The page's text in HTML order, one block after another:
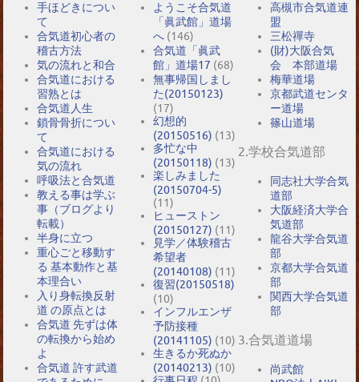
手ほどきについ
て
合気道初心者の
稽古方法
気の流れと和合
合気道における
習熟とは
合気道人生
鎖骨骨折につい
て
合気道における
気の流れ
呼吸法と合気道
教える事は学ぶ
事（ブログより
転載）
半身に立つ
重心ごと移動す
る 基本動作と基
本理合い
入り身転換反射
道 の原点とは
合気道 先ずは体
の転換から始め
よ
合気道 許す武道
ようこそ合気道
「眞武館」道場
へ (146)
合気道「眞武
館」道場17 (68)
無事帰国しまし
た(20150123)
(17)
幻想的
(20150516) (13)
多忙な中
(20150118) (13)
楽しみました
(20150704-5)
(11)
ヒューストン
(20150127) (11)
見学／体験稽古
希望者
(20140108) (11)
復習(20150518)
(10)
インフルエンザ
予防接種
(20141105) (10)
生きるか死ぬか
(20140213) (10)
高槻市合気道連
盟
三松禪寺
(財)大阪合気
会 本部道場
梅華道場
京都武道センタ
ー道場
篠山道場
2.学校合気道部
同志社大学合気
道部
大阪経済大学合
気道部
龍谷大学合気道
部
京都大学合気道
部
関西大学合気道
部
3.合気道道場
尚武館